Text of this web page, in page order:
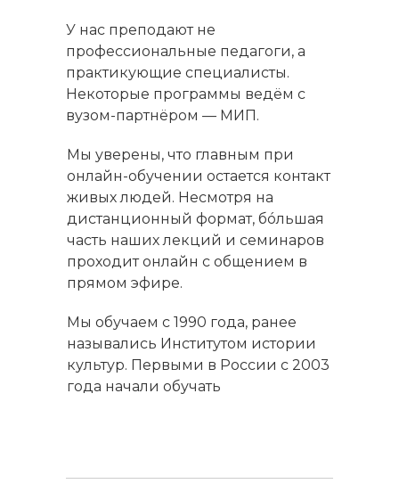
У нас преподают не
профессиональные педагоги, а
практикующие специалисты.
Некоторые программы ведём с
вузом-партнёром — МИП.
Мы уверены, что главным при
онлайн-обучении остается контакт
живых людей. Несмотря на
дистанционный формат, бóльшая
часть наших лекций и семинаров
проходит онлайн с общением в
прямом эфире.
Мы обучаем с 1990 года, ранее
назывались Институтом истории
культур. Первыми в России с 2003
года начали обучать